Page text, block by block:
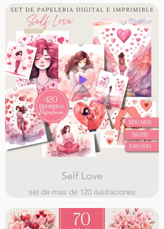
amor y San Valentin
Self Love
set de mas de 120 ilustraciones